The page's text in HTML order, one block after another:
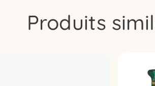
Produits